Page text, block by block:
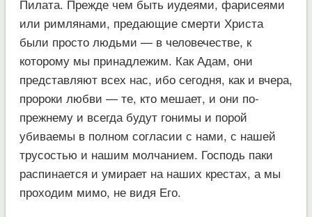
Пилата. Прежде чем быть иудеями, фарисеями
или римлянами, предающие смерти Христа
были просто людьми — в человечестве, к
которому мы принадлежим. Как Адам, они
представляют всех нас, ибо сегодня, как и вчера,
пророки любви — те, кто мешает, и они по-
прежнему и всегда будут гонимы и порой
убиваемы в полном согласии с нами, с нашей
трусостью и нашим молчанием. Господь паки
распинается и умирает на наших крестах, а мы
проходим мимо, не видя Его.